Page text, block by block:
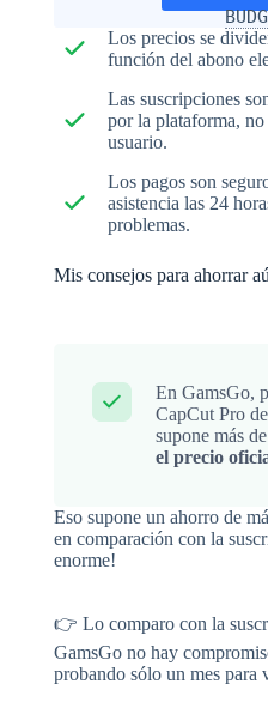
Los precios se
función del abono
Las suscripciones
por la plataforma,
usuario.
Los pagos son
asistencia las 24
problemas.
Mis consejos para ahorrar
En GamsGo,
CapCut Pro
supone más de
el precio
Eso supone un ahorro de
en comparación con la
enorme!
👉 Lo comparo con la
GamsGo no hay
probando sólo un mes para